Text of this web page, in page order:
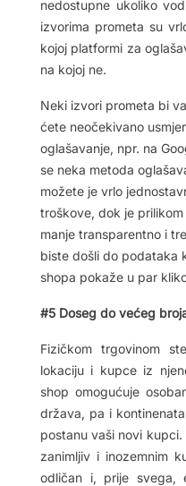
nedostupne ukoliko
izvorima prometa su
kojoj platformi za
na kojoj ne.
Neki izvori prometa bi
ćete neočekivano
oglašavanje, npr. na
se neka metoda
možete je vrlo
troškove, dok je
manje transparentno i
biste došli do podataka
shopa pokaže u par
#5 Doseg do većeg
Fizičkom trgovinom
lokaciju i kupce iz
shop omogućuje
država, pa i
postanu vaši novi
zanimljiv i inozemnim
odličan i, prije svega,